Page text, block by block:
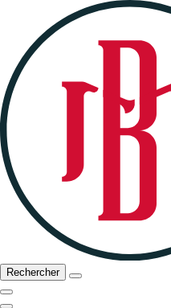
Rechercher